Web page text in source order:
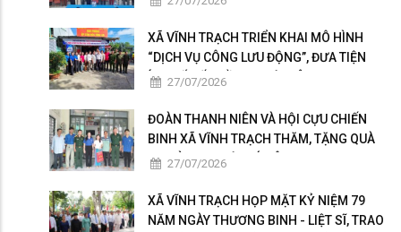
XÃ VĨNH TRẠCH TRIỂN KHAI MÔ HÌNH
“DỊCH VỤ CÔNG LƯU ĐỘNG”, ĐƯA TIỆN
ÍCH SỐ ĐẾN GẦN NGƯỜI DÂN
27/07/2026
ĐOÀN THANH NIÊN VÀ HỘI CỰU CHIẾN
BINH XÃ VĨNH TRẠCH THĂM, TẶNG QUÀ
GIA ĐÌNH NGƯỜI CÓ CÔNG
27/07/2026
XÃ VĨNH TRẠCH HỌP MẶT KỶ NIỆM 79
NĂM NGÀY THƯƠNG BINH - LIỆT SĨ, TRAO